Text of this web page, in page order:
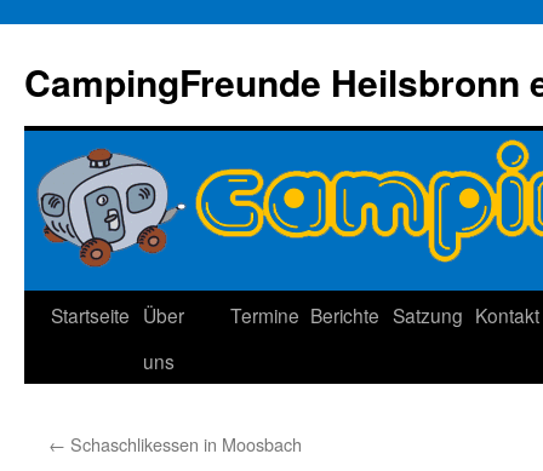
springen
CampingFreunde Heilsbronn
Startseite Über
uns
Termine Berichte Satzung Kontakt
← Schaschlikessen in Moosbach